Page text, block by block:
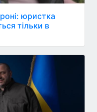
юристка
тільки в